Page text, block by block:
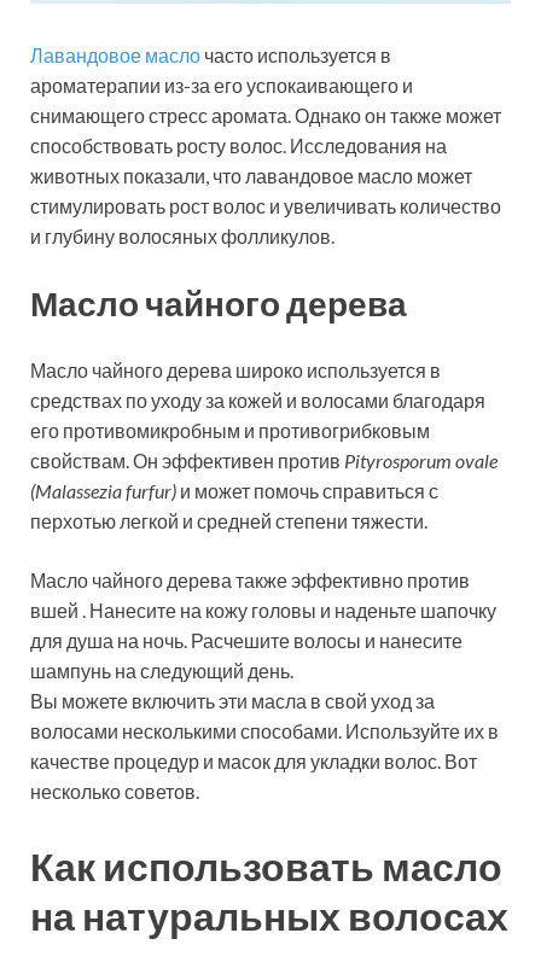
Лавандовое масло часто используется в
ароматерапии из-за его успокаивающего и
снимающего стресс аромата. Однако он также может
способствовать росту волос. Исследования на
животных показали, что лавандовое масло может
стимулировать рост волос и увеличивать количество
и глубину волосяных фолликулов.
Масло чайного дерева
Масло чайного дерева широко используется в
средствах по уходу за кожей и волосами благодаря
его противомикробным и противогрибковым
свойствам. Он эффективен против Pityrosporum ovale
(Malassezia furfur) и может помочь справиться с
перхотью легкой и средней степени тяжести.
Масло чайного дерева также эффективно против
вшей . Нанесите на кожу головы и наденьте шапочку
для душа на ночь. Расчешите волосы и нанесите
шампунь на следующий день.
Вы можете включить эти масла в свой уход за
волосами несколькими способами. Используйте их в
качестве процедур и масок для укладки волос. Вот
несколько советов.
Как использовать масло
на натуральных волосах